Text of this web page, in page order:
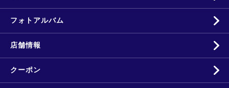
フォトアルバム
店舗情報
クーポン